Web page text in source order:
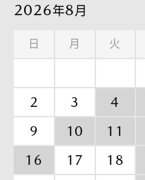
2026年8月
日 月 火
2
3 4
9
10 11
16
17 18